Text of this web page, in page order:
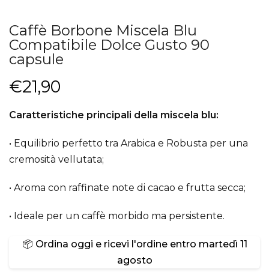
Caffè Borbone Miscela Blu
Compatibile Dolce Gusto 90
capsule
€21,90
Caratteristiche principali della miscela blu:
• Equilibrio perfetto tra Arabica e Robusta per una
cremosità vellutata;
• Aroma con raffinate note di cacao e frutta secca;
• Ideale per un caffè morbido ma persistente.
📦 Ordina oggi e ricevi l'ordine entro martedì 11
agosto